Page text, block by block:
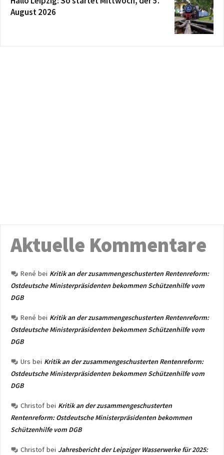
August 2026
Aktuelle Kommentare
René bei Kritik an der zusammengeschusterten Rentenreform:
Ostdeutsche Ministerpräsidenten bekommen Schützenhilfe vom
DGB
René bei Kritik an der zusammengeschusterten Rentenreform:
Ostdeutsche Ministerpräsidenten bekommen Schützenhilfe vom
DGB
Urs bei Kritik an der zusammengeschusterten Rentenreform:
Ostdeutsche Ministerpräsidenten bekommen Schützenhilfe vom
DGB
Christof bei Kritik an der zusammengeschusterten
Rentenreform: Ostdeutsche Ministerpräsidenten bekommen
Schützenhilfe vom DGB
Christof bei Jahresbericht der Leipziger Wasserwerke für 2025: